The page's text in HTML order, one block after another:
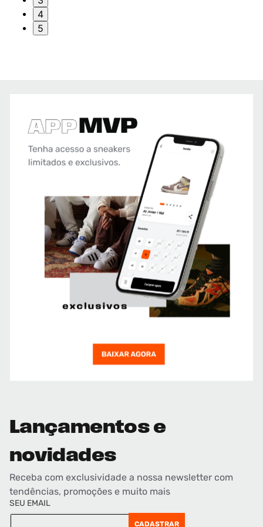
4
5
Lançamentos e
novidades
Receba com exclusividade a nossa newsletter com
tendências, promoções e muito mais
SEU EMAIL
CADASTRAR